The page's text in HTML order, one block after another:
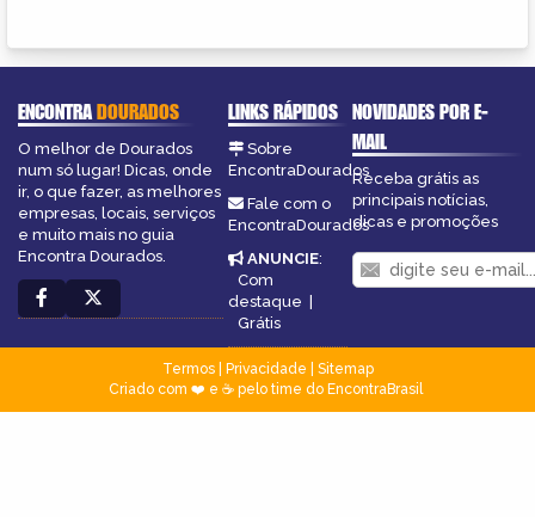
ENCONTRADOURADOS
O melhor de Dourados
num só lugar! Dicas, onde
ir, o que fazer, as melhores
empresas, locais, serviços
e muito mais no guia
Encontra Dourados.
LINKS RÁPIDOS
Sobre
EncontraDourados
Fale com o
EncontraDourados
ANUNCIE:
Com
destaque |
Grátis
NOVIDADES POR E-
MAIL
Receba grátis as
principais notícias,
dicas e promoções
Termos| Privacidade
Sitemap
Criado com ❤️ e ☕ pelo time do EncontraBrasil